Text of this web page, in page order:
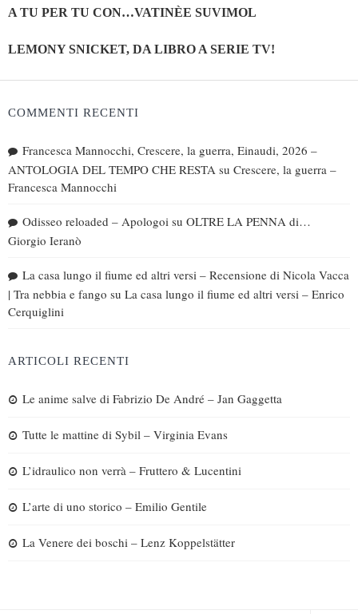
A TU PER TU CON…VATINÈE SUVIMOL
LEMONY SNICKET, DA LIBRO A SERIE TV!
COMMENTI RECENTI
Francesca Mannocchi, Crescere, la guerra, Einaudi, 2026 –
ANTOLOGIA DEL TEMPO CHE RESTA su Crescere, la guerra –
Francesca Mannocchi
Odisseo reloaded – Apologoi su OLTRE LA PENNA di…
Giorgio Ieranò
La casa lungo il fiume ed altri versi – Recensione di Nicola Vacca
| Tra nebbia e fango su La casa lungo il fiume ed altri versi – Enrico
Cerquiglini
ARTICOLI RECENTI
Le anime salve di Fabrizio De André – Jan Gaggetta
Tutte le mattine di Sybil – Virginia Evans
L’idraulico non verrà – Fruttero & Lucentini
L’arte di uno storico – Emilio Gentile
La Venere dei boschi – Lenz Koppelstätter